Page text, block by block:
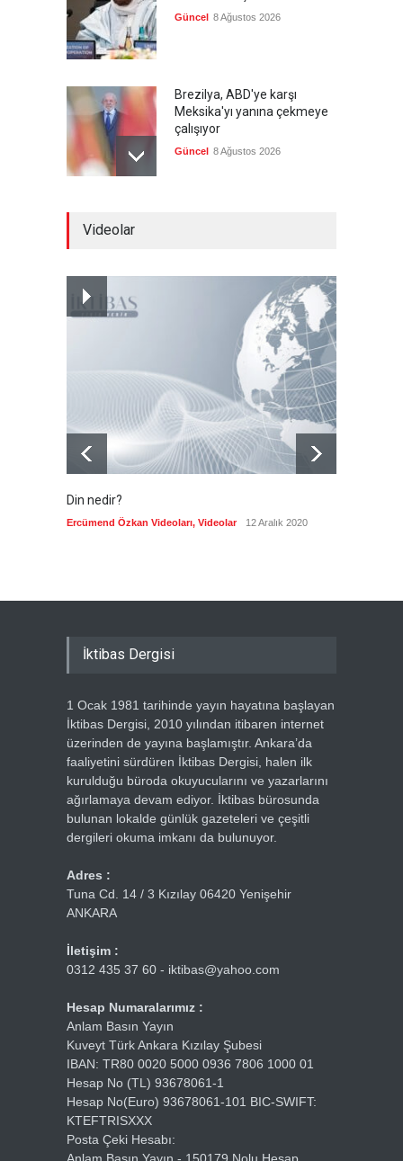
Güncel 8 Ağustos 2026
Brezilya, ABD'ye karşı
Meksika'yı yanına çekmeye
çalışıyor
Güncel 8 Ağustos 2026
Bölge İnsanını "Namaz Kılan
ABD Askeri" Yapma Paktı
Şükrü Hüseyinoğlu,
YAZARLAR
8 Ağustos 2026
Videolar
Din nedir?
Ercümend Özkan Videoları, Videolar 12 Aralık 2020
İktibas Dergisi
1 Ocak 1981 tarihinde yayın hayatına başlayan
İktibas Dergisi, 2010 yılından itibaren internet
üzerinden de yayına başlamıştır. Ankara’da
faaliyetini sürdüren İktibas Dergisi, halen ilk
kurulduğu büroda okuyucularını ve yazarlarını
ağırlamaya devam ediyor. İktibas bürosunda
bulunan lokalde günlük gazeteleri ve çeşitli
dergileri okuma imkanı da bulunuyor.
Adres :
Tuna Cd. 14 / 3 Kızılay 06420 Yenişehir
ANKARA
İletişim :
0312 435 37 60 - iktibas@yahoo.com
Hesap Numaralarımız :
Anlam Basın Yayın
Kuveyt Türk Ankara Kızılay Şubesi
IBAN: TR80 0020 5000 0936 7806 1000 01
Hesap No (TL) 93678061-1
Hesap No(Euro) 93678061-101 BIC-SWIFT:
KTEFTRISXXX
Posta Çeki Hesabı: